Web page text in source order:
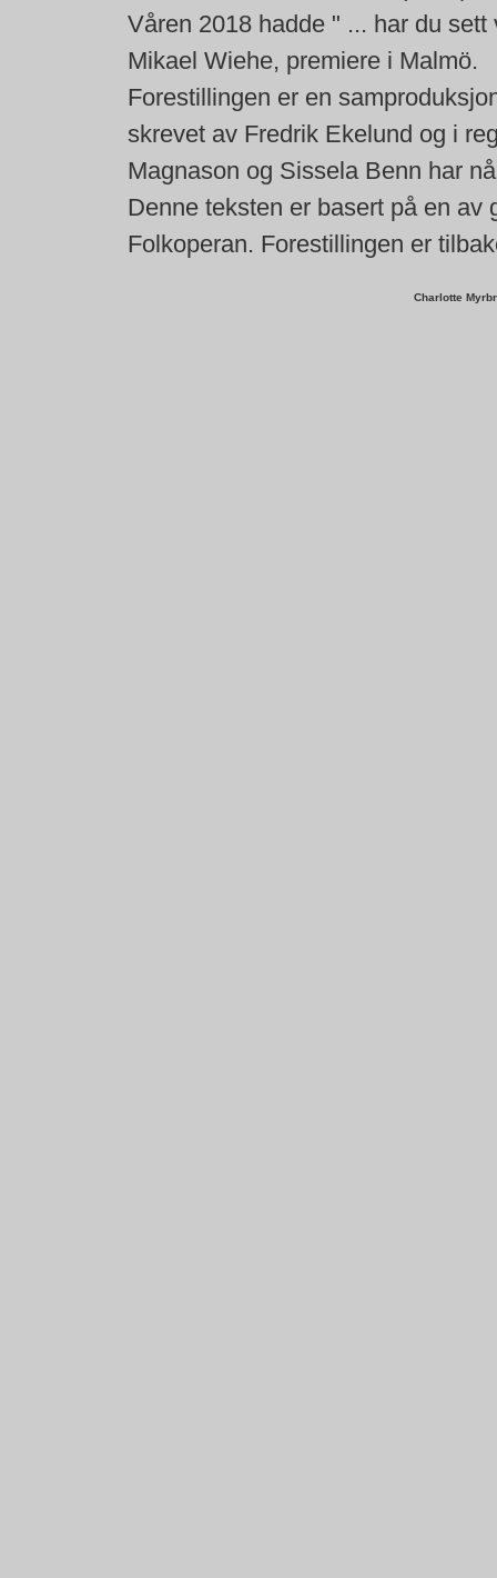
Våren 2018 hadde " ... har du
Mikael Wiehe, premiere i Malmö.
Forestillingen er en
skrevet av Fredrik Ekelund og i
Magnason og Sissela Benn har
Denne teksten er basert på en
Folkoperan. Forestillingen er
Charlotte